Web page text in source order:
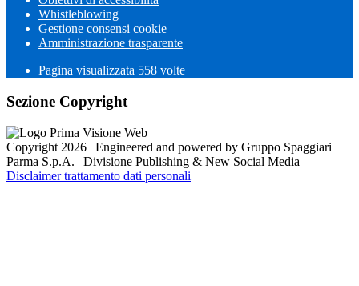
Whistleblowing
Gestione consensi cookie
Amministrazione trasparente
Pagina visualizzata 558 volte
Sezione Copyright
Copyright 2026 | Engineered and powered by Gruppo Spaggiari
Parma S.p.A. | Divisione Publishing & New Social Media
Disclaimer trattamento dati personali